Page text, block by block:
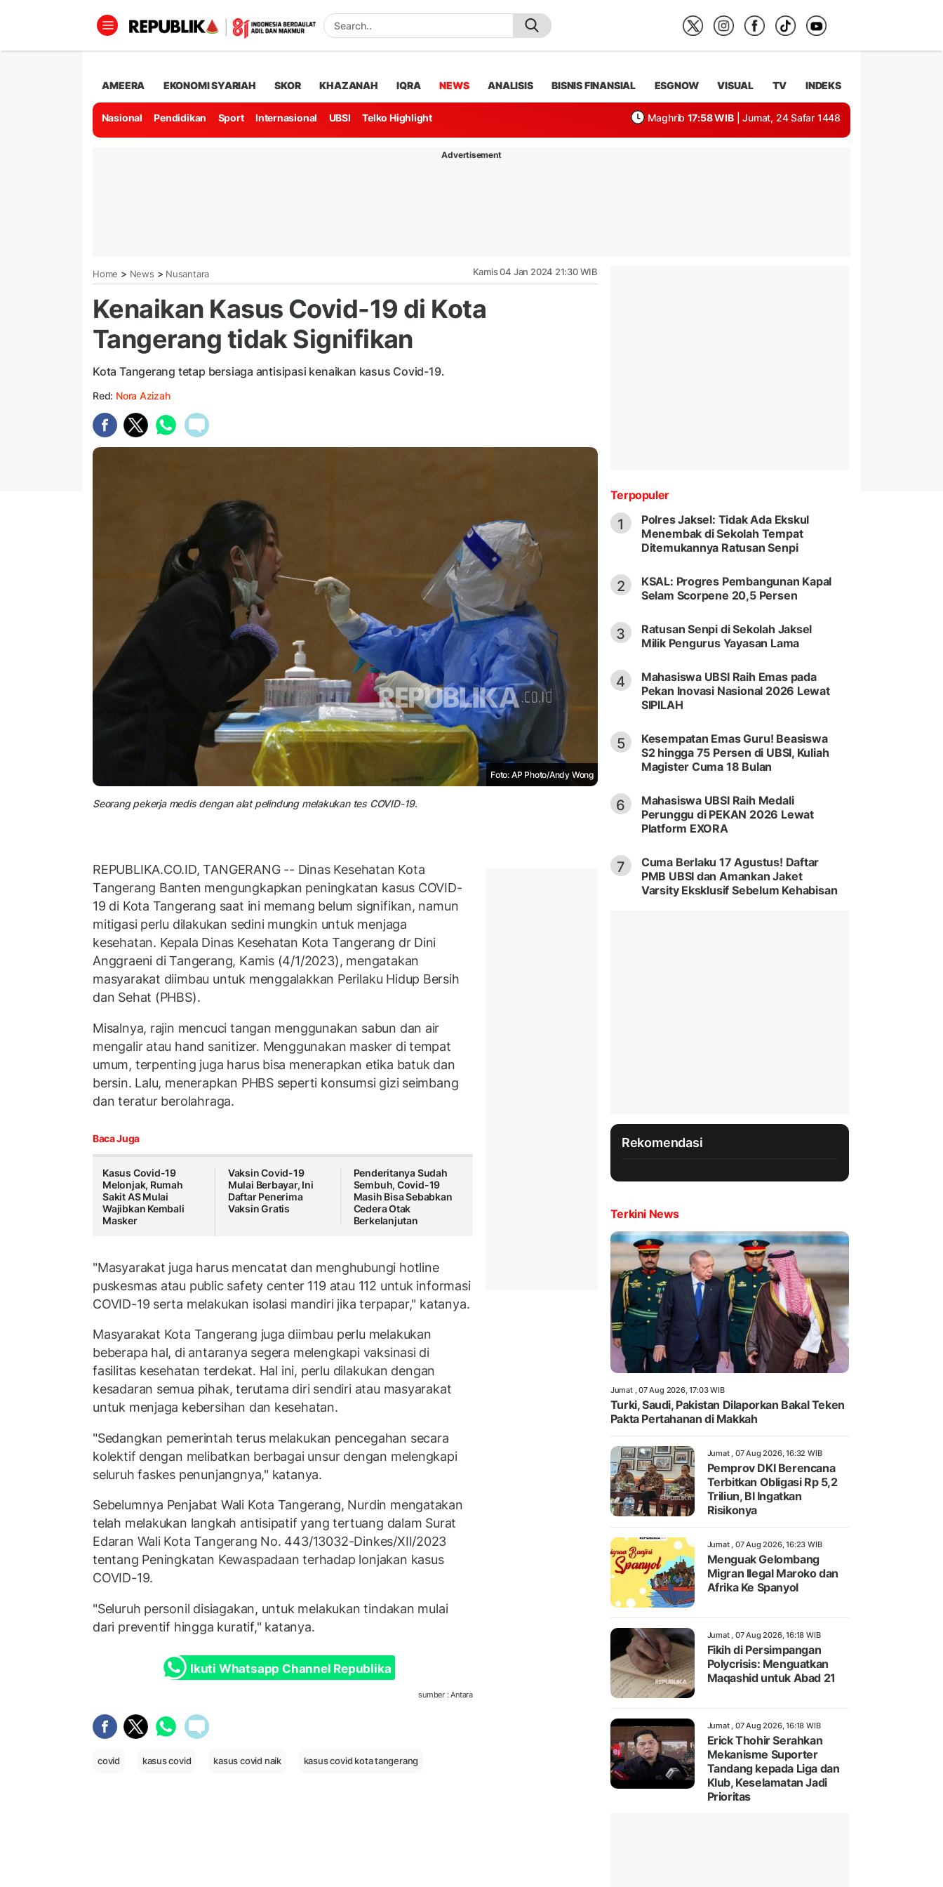
AMEERA EKONOMI SYARIAH SKOR KHAZANAH IQRA NEWS ANALISIS BISNIS FINANSIAL ESGNOW VISUAL TV INDEKS
Nasional Pendidikan Sport Internasional UBSI Telko Highlight Maghrib 17:58 WIB | Jumat, 24 Safar 1448
Advertisement
Home > News > Nusantara Kamis 04 Jan 2024 21:30 WIB
Kenaikan Kasus Covid-19 di Kota
Tangerang tidak Signifikan
Kota Tangerang tetap bersiaga antisipasi kenaikan kasus Covid-19.
Red: Nora Azizah
Foto: AP Photo/Andy Wong
Seorang pekerja medis dengan alat pelindung melakukan tes COVID-19.
REPUBLIKA.CO.ID, TANGERANG -- Dinas Kesehatan Kota
Tangerang Banten mengungkapkan peningkatan kasus COVID-
19 di Kota Tangerang saat ini memang belum signifikan, namun
mitigasi perlu dilakukan sedini mungkin untuk menjaga
kesehatan. Kepala Dinas Kesehatan Kota Tangerang dr Dini
Anggraeni di Tangerang, Kamis (4/1/2023), mengatakan
masyarakat diimbau untuk menggalakkan Perilaku Hidup Bersih
dan Sehat (PHBS).
Misalnya, rajin mencuci tangan menggunakan sabun dan air
mengalir atau hand sanitizer. Menggunakan masker di tempat
umum, terpenting juga harus bisa menerapkan etika batuk dan
bersin. Lalu, menerapkan PHBS seperti konsumsi gizi seimbang
dan teratur berolahraga.
Baca Juga
Kasus Covid-19
Melonjak, Rumah
Sakit AS Mulai
Wajibkan Kembali
Masker
Vaksin Covid-19
Mulai Berbayar, Ini
Daftar Penerima
Vaksin Gratis
Penderitanya Sudah
Sembuh, Covid-19
Masih Bisa Sebabkan
Cedera Otak
Berkelanjutan
"Masyarakat juga harus mencatat dan menghubungi hotline
puskesmas atau public safety center 119 atau 112 untuk informasi
COVID-19 serta melakukan isolasi mandiri jika terpapar," katanya.
Masyarakat Kota Tangerang juga diimbau perlu melakukan
beberapa hal, di antaranya segera melengkapi vaksinasi di
fasilitas kesehatan terdekat. Hal ini, perlu dilakukan dengan
kesadaran semua pihak, terutama diri sendiri atau masyarakat
untuk menjaga kebersihan dan kesehatan.
"Sedangkan pemerintah terus melakukan pencegahan secara
kolektif dengan melibatkan berbagai unsur dengan melengkapi
seluruh faskes penunjangnya," katanya.
Sebelumnya Penjabat Wali Kota Tangerang, Nurdin mengatakan
telah melakukan langkah antisipatif yang tertuang dalam Surat
Edaran Wali Kota Tangerang No. 443/13032-Dinkes/XII/2023
tentang Peningkatan Kewaspadaan terhadap lonjakan kasus
COVID-19.
"Seluruh personil disiagakan, untuk melakukan tindakan mulai
dari preventif hingga kuratif," katanya.
Ikuti Whatsapp Channel Republika
sumber : Antara
covid kasus covid kasus covid naik kasus covid kota tangerang
Terpopuler
1
Polres Jaksel: Tidak Ada Ekskul
Menembak di Sekolah Tempat
Ditemukannya Ratusan Senpi
2
KSAL: Progres Pembangunan Kapal
Selam Scorpene 20,5 Persen
3
Ratusan Senpi di Sekolah Jaksel
Milik Pengurus Yayasan Lama
4
Mahasiswa UBSI Raih Emas pada
Pekan Inovasi Nasional 2026 Lewat
SIPILAH
5
Kesempatan Emas Guru! Beasiswa
S2 hingga 75 Persen di UBSI, Kuliah
Magister Cuma 18 Bulan
6
Mahasiswa UBSI Raih Medali
Perunggu di PEKAN 2026 Lewat
Platform EXORA
7
Cuma Berlaku 17 Agustus! Daftar
PMB UBSI dan Amankan Jaket
Varsity Eksklusif Sebelum Kehabisan
Rekomendasi
Terkini News
Jumat , 07 Aug 2026, 17:03 WIB
Turki, Saudi, Pakistan Dilaporkan Bakal Teken
Pakta Pertahanan di Makkah
Jumat , 07 Aug 2026, 16:32 WIB
Pemprov DKI Berencana
Terbitkan Obligasi Rp 5,2
Triliun, BI Ingatkan
Risikonya
Jumat , 07 Aug 2026, 16:23 WIB
Menguak Gelombang
Migran Ilegal Maroko dan
Afrika Ke Spanyol
Jumat , 07 Aug 2026, 16:18 WIB
Fikih di Persimpangan
Polycrisis: Menguatkan
Maqashid untuk Abad 21
Jumat , 07 Aug 2026, 16:18 WIB
Erick Thohir Serahkan
Mekanisme Suporter
Tandang kepada Liga dan
Klub, Keselamatan Jadi
Prioritas